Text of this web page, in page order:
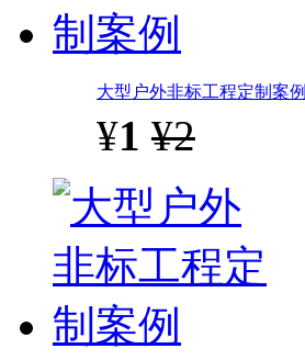
大型户外非标工程定制案例
¥1 ¥2